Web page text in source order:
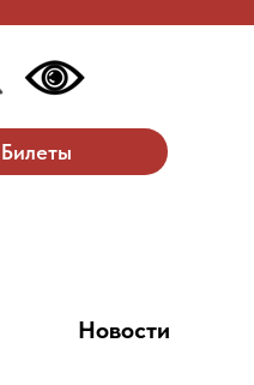
Билеты
Новости